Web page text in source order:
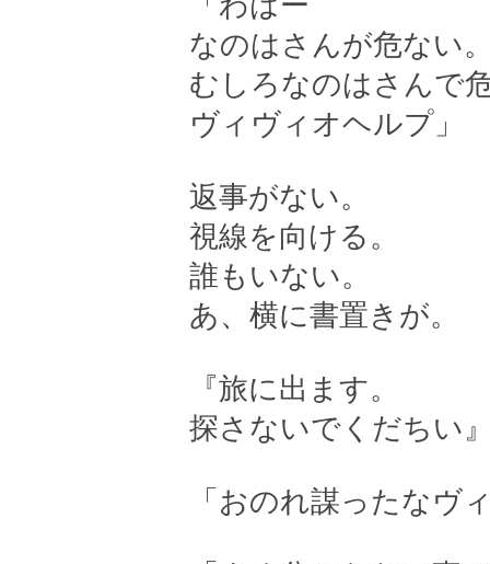
なのはさんが危ない
むしろなのはさんで
ヴィヴィオヘルプ」
返事がない。
視線を向ける。
誰もいない。
あ、横に書置きが。
『旅に出ます。
探さないでくだちい
「おのれ謀ったなヴ